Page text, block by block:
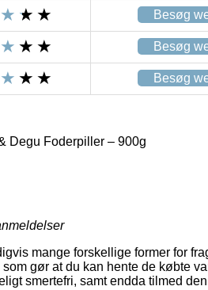
Besøg
Besøg
Besøg
Degu Foderpiller – 900g
mange forskellige former for
gør at du kan hente de købte
smertefri, samt endda tilmed